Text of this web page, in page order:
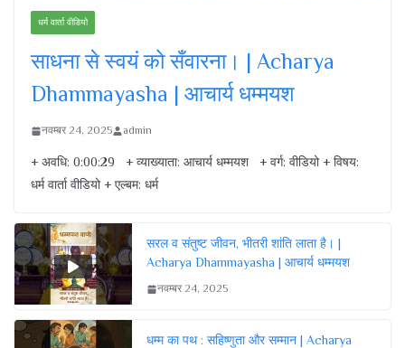
धर्म वार्ता वीडियो
साधना से स्वयं को सँवारना। | Acharya
Dhammayasha | आचार्य धम्मयश
नवम्बर 24, 2025 admin
+ अवधि: 0:00:29 + व्याख्याता: आचार्य धम्मयश + वर्ग: वीडियो + विषय:
धर्म वार्ता वीडियो + एल्बम: धर्म
सरल व संतुष्ट जीवन, भीतरी शांति लाता है। |
Acharya Dhammayasha | आचार्य धम्मयश
नवम्बर 24, 2025
धम्म का पथ : सहिष्णुता और सम्मान | Acharya